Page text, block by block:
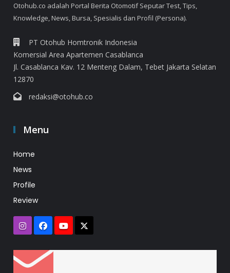
Otohub.co adalah Portal Berita Otomotif Seputar Test, Tips,
Knowledge, News, Bursa, Spesialis dan Profil (Persona).
PT Otohub Homtronik Indonesia
Komersial Area Apartemen Casablanca
Jl. Casablanca Kav. 12 Menteng Dalam, Tebet Jakarta Selatan
12870
redaksi@otohub.co
Menu
Home
News
Profile
Review